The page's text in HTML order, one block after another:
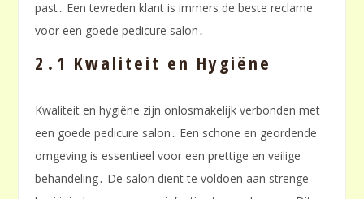
past․ Een tevreden klant is immers de beste reclame
voor een goede pedicure salon․
2․1 Kwaliteit en Hygiëne
Kwaliteit en hygiëne zijn onlosmakelijk verbonden met
een goede pedicure salon․ Een schone en geordende
omgeving is essentieel voor een prettige en veilige
behandeling․ De salon dient te voldoen aan strenge